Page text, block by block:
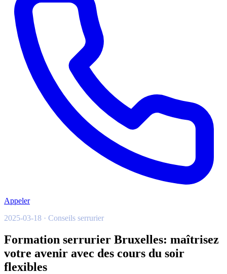
Appeler
2025-03-18 · Conseils serrurier
Formation serrurier Bruxelles: maîtrisez
votre avenir avec des cours du soir
flexibles